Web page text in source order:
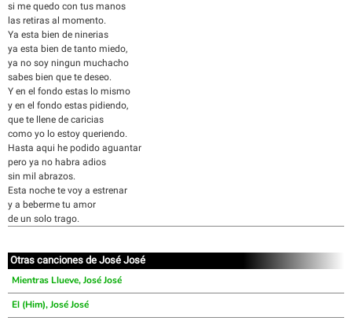
si me quedo con tus manos
las retiras al momento.
Ya esta bien de ninerias
ya esta bien de tanto miedo,
ya no soy ningun muchacho
sabes bien que te deseo.
Y en el fondo estas lo mismo
y en el fondo estas pidiendo,
que te llene de caricias
como yo lo estoy queriendo.
Hasta aqui he podido aguantar
pero ya no habra adios
sin mil abrazos.
Esta noche te voy a estrenar
y a beberme tu amor
de un solo trago.
Otras canciones de José José
Mientras Llueve, José José
El (Him), José José